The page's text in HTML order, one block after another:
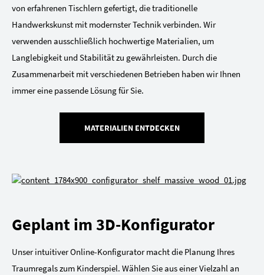
von erfahrenen Tischlern gefertigt, die traditionelle
Handwerkskunst mit modernster Technik verbinden. Wir
verwenden ausschließlich hochwertige Materialien, um
Langlebigkeit und Stabilität zu gewährleisten. Durch die
Zusammenarbeit mit verschiedenen Betrieben haben wir Ihnen
immer eine passende Lösung für Sie.
MATERIALIEN ENTDECKEN
Geplant im 3D-Konfigurator
Unser intuitiver Online-Konfigurator macht die Planung Ihres
Traumregals zum Kinderspiel. Wählen Sie aus einer Vielzahl an